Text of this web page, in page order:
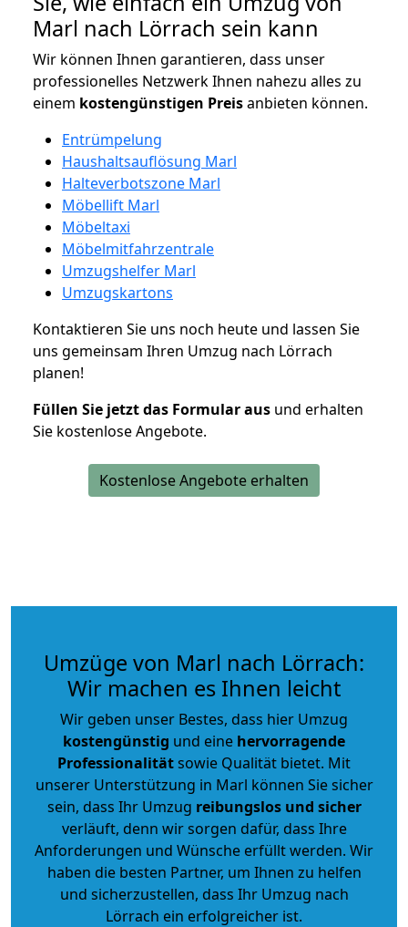
Marl nach Lörrach sein kann
Wir können Ihnen garantieren, dass unser
professionelles Netzwerk Ihnen nahezu alles zu
einem kostengünstigen Preisanbieten können.
Entrümpelung
Haushaltsauflösung Marl
Halteverbotszone Marl
Möbellift Marl
Möbeltaxi
Möbelmitfahrzentrale
Umzugshelfer Marl
Umzugskartons
Kontaktieren Sie uns noch heute und lassen Sie
uns gemeinsam Ihren Umzug nach Lörrach
planen!
Füllen Sie jetzt das Formular aus und erhalten
Sie kostenlose Angebote.
Kostenlose Angebote erhalten
Umzüge von Marl nach Lörrach:
Wir machen es Ihnen leicht
Wir geben unser Bestes, dass hier Umzug
kostengünstig und eine hervorragende
Professionalitätsowie Qualität bietet. Mit
unserer Unterstützung in Marl können Sie sicher
sein, dass Ihr Umzug reibungslos und sicher
verläuft, denn wir sorgen dafür, dass Ihre
Anforderungen und Wünsche erfüllt werden. Wir
haben die besten Partner, um Ihnen zu helfen
und sicherzustellen, dass Ihr Umzug nach
Lörrach ein erfolgreicher ist.